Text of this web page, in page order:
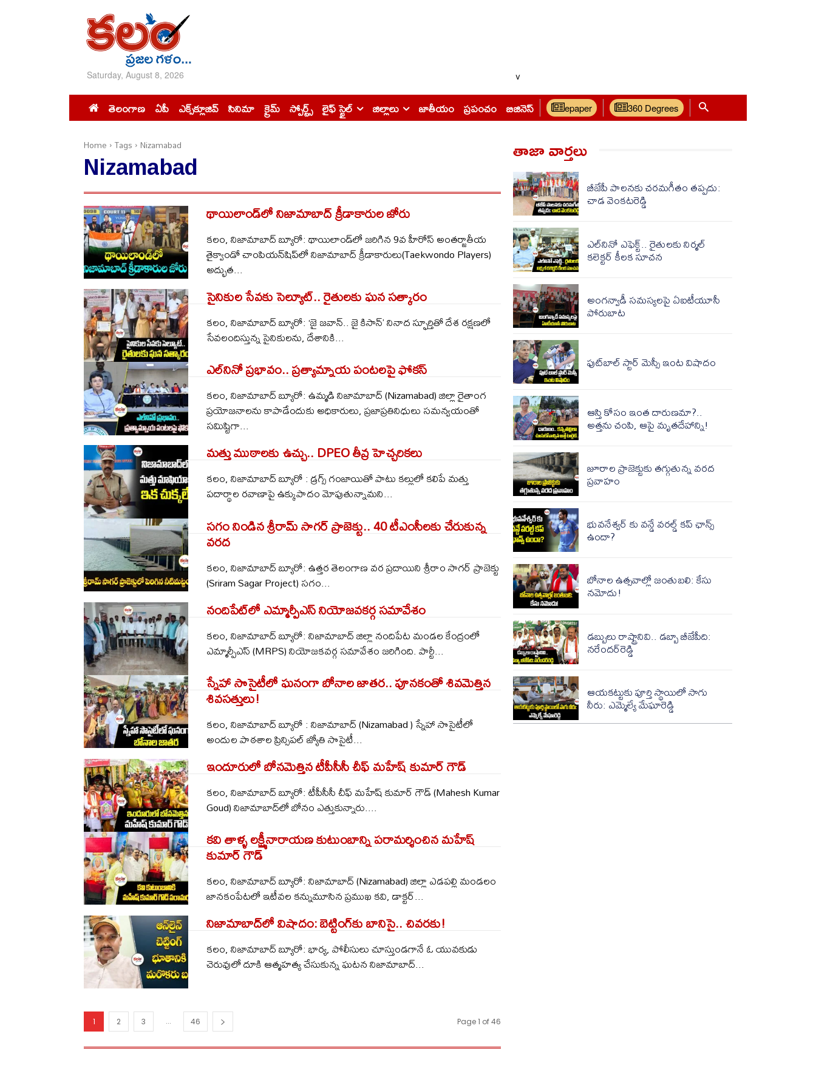
Saturday, August 8, 2026 v
తెలంగాణ ఏపీ ఎక్స్‌క్లూజివ్‌ సినిమా క్రైమ్ స్పోర్ట్స్ లైఫ్ స్టైల్ జిల్లాలు జాతీయం ప్రపంచం బిజినెస్ epaper 360 Degrees
Home Tags Nizamabad
Nizamabad
థాయిలాండ్‌లో నిజామాబాద్ క్రీడాకారుల జోరు
కలం, నిజామాబాద్ బ్యూరో: థాయిలాండ్‌లో జరిగిన 9వ హీరోస్ అంతర్జాతీయ
తైక్వాండో చాంపియన్‌షిప్‌లో నిజామాబాద్ క్రీడాకారులు(Taekwondo Players)
అద్భుత...
సైనికుల సేవకు సెల్యూట్.. రైతులకు ఘన సత్కారం
కలం, నిజామాబాద్ బ్యూరో: ‘జై జవాన్.. జై కిసాన్’ నినాద స్ఫూర్తితో దేశ రక్షణలో
సేవలందిస్తున్న సైనికులను, దేశానికి...
ఎల్‌నినో ప్రభావం.. ప్రత్యామ్నాయ పంటలపై ఫోకస్
కలం, నిజామాబాద్ బ్యూరో: ఉమ్మడి నిజామాబాద్ (Nizamabad) జిల్లా రైతాంగ
ప్రయోజనాలను కాపాడేందుకు అధికారులు, ప్రజాప్రతినిధులు సమన్వయంతో
సమిష్టిగా...
మత్తు ముఠాలకు ఉచ్చు.. DPEO తీవ్ర హెచ్చరికలు
కలం, నిజామాబాద్ బ్యూరో : డ్రగ్స్ గంజాయితో పాటు కల్లులో కలిపే మత్తు
పదార్థాల రవాణాపై ఉక్కుపాదం మోపుతున్నామని...
సగం నిండిన శ్రీరామ్ సాగర్ ప్రాజెక్టు.. 40 టీఎంసీలకు చేరుకున్న
వరద
కలం, నిజామాబాద్ బ్యూరో: ఉత్తర తెలంగాణ వర ప్రదాయిని శ్రీరాం సాగర్ ప్రాజెక్టు
(Sriram Sagar Project) సగం...
నందిపేట్‌లో ఎమ్మార్పీఎస్ నియోజవకర్గ సమావేశం
కలం, నిజామాబాద్ బ్యూరో: నిజామాబాద్ జిల్లా నందిపేట మండల కేంద్రంలో
ఎమ్మార్పీఎస్ (MRPS) నియోజకవర్గ సమావేశం జరిగింది. పార్టీ...
స్నేహా సొసైటీలో ఘనంగా బోనాల జాతర.. పూనకంతో శివమెత్తిన
శివసత్తులు!
కలం, నిజామాబాద్ బ్యూరో : నిజామాబాద్ (Nizamabad ) స్నేహా సొసైటీలో
అందుల పాఠశాల ప్రిన్సిపల్ జ్యోతి సొసైటీ...
ఇందూరులో బోనమెత్తిన టీపీసీసీ చీఫ్ మహేష్ కుమార్ గౌడ్
కలం, నిజామాబాద్ బ్యూరో: టీపీసీసీ చీఫ్ మహేష్ కుమార్ గౌడ్ (Mahesh Kumar
Goud) నిజామాబాద్‌లో బోనం ఎత్తుకున్నారు....
కవి తాళ్ళ లక్ష్మీనారాయణ కుటుంబాన్ని పరామర్శించిన మహేష్​
కుమార్ గౌడ్
కలం, నిజామాబాద్ బ్యూరో: నిజామాబాద్ (Nizamabad) జిల్లా ఎడపల్లి మండలం
జానకంపేటలో ఇటీవల కన్నుమూసిన ప్రముఖ కవి, డాక్టర్...
నిజామాబాద్‌లో విషాదం: బెట్టింగ్‌కు బానిసై.. చివరకు!
కలం, నిజామాబాద్ బ్యూరో: భార్య, పోలీసులు చూస్తుండగానే ఓ యువకుడు
చెరువులో దూకి ఆత్మహత్య చేసుకున్న ఘటన నిజామాబాద్...
1 2 3 ... 46 Page 1 of 46
తాజా వార్త‌లు
బీజేపీ పాలనకు చరమగీతం తప్పదు:
చాడ వెంకటరెడ్డి
ఎల్‌‌నినో ఎఫెక్ట్.. రైతులకు నిర్మల్
కలెక్టర్ కీలక సూచన
అంగన్వాడీ సమస్యలపై ఏఐటీయూసీ
పోరుబాట
ఫుట్‌బాల్ స్టార్ మెస్సీ ఇంట విషాదం
ఆస్తి కోసం ఇంత దారుణమా?..
అత్తను చంపి, ఆపై మృతదేహాన్ని!
జూరాల ప్రాజెక్టుకు తగ్గుతున్న వరద
ప్రవాహం
భువనేశ్వర్ కు వన్డే వరల్డ్ కప్ ఛాన్స్
ఉందా?
బోనాల ఉత్సవాల్లో జంతుబలి: కేసు
నమోదు!
డబ్బులు రాష్ట్రానివి.. డబ్బా బీజేపీది:
నరేందర్‌రెడ్డి
ఆయకట్టుకు పూర్తి స్థాయిలో సాగు
నీరు: ఎమ్మెల్యే మేఘారెడ్డి